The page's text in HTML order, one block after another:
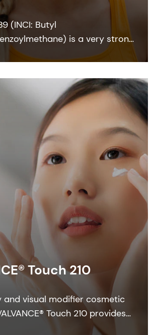
(INCI: Butyl
is a very strong
UVA absorber for sunscreen
when combined with
filters and can also
Touch 210
and visual modifier cosmetic
Touch 210 provides
touch and a lightweight feel